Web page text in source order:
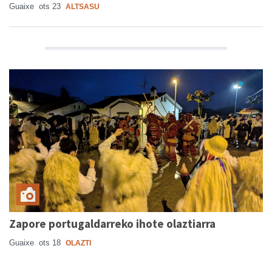
Guaixe ots 23 ALTSASU
Zapore portugaldarreko ihote olaztiarra
Guaixe ots 18 OLAZTI